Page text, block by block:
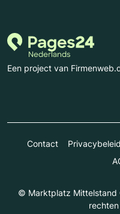
Een project van
Contact Privacybeleid
© Marktplatz Mittelstand